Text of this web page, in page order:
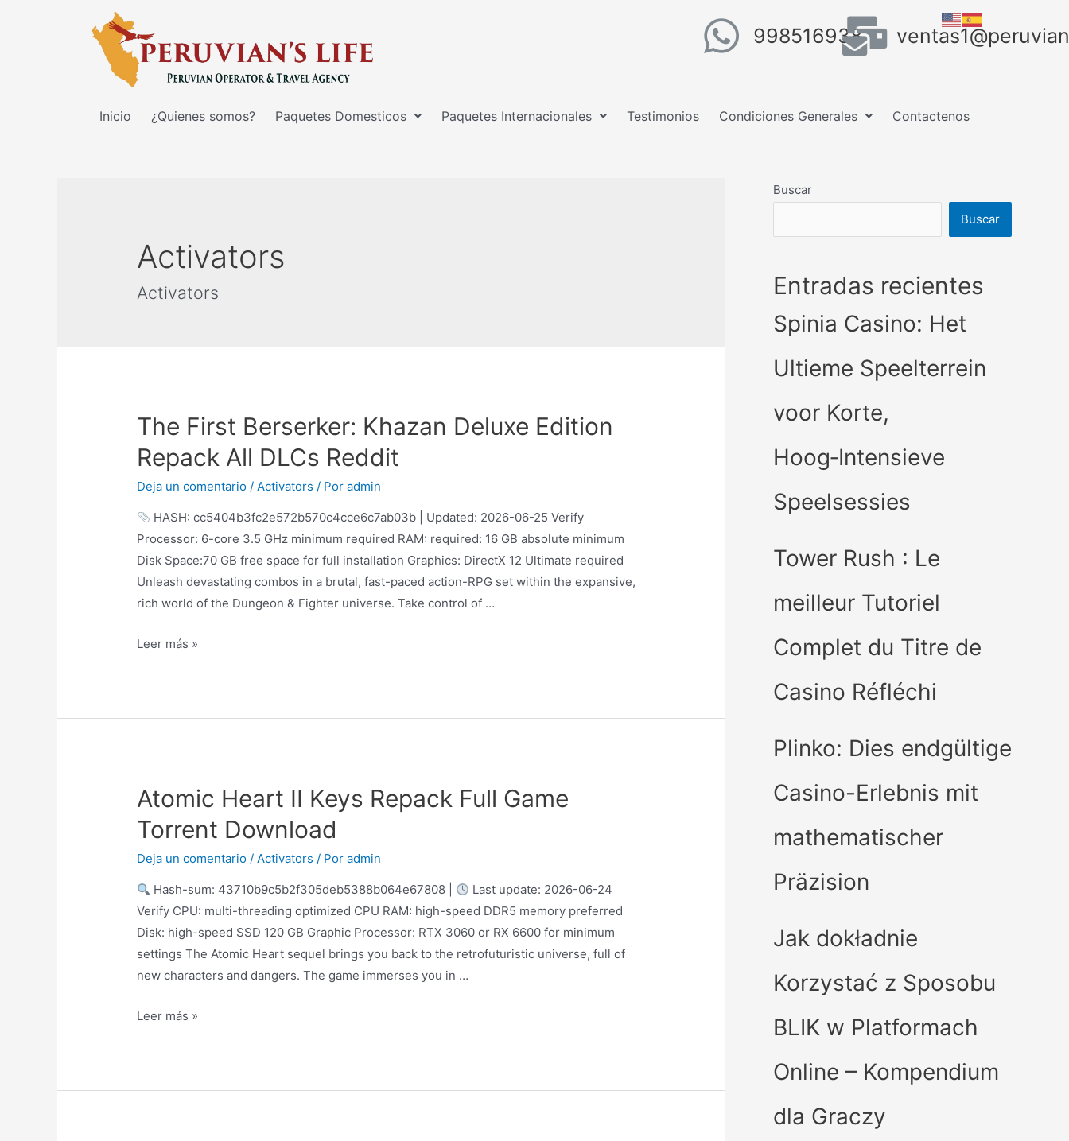
998516938
Inicio ¿Quienes somos? Paquetes Domesticos Paquetes Internacionales Testimonios Condiciones Generales Contactenos
Activators
Activators
The First Berserker: Khazan Deluxe Edition
Repack All DLCs Reddit
Deja un comentario /Activators / Poradmin
HASH: cc5404b3fc2e572b570c4cce6c7ab03b | Updated: 2026-06-25 Verify
Processor: 6-core 3.5 GHz minimum required RAM: required: 16 GB absolute minimum
Disk Space:70 GB free space for full installation Graphics: DirectX 12 Ultimate required
Unleash devastating combos in a brutal, fast-paced action-RPG set within the expansive,
rich world of the Dungeon & Fighter universe. Take control of …
Leer más »
Atomic Heart II Keys Repack Full Game
Torrent Download
Deja un comentario /Activators / Poradmin
Hash-sum: 43710b9c5b2f305deb5388b064e67808 |
Last update: 2026-06-24
Verify CPU: multi-threading optimized CPU RAM: high-speed DDR5 memory preferred
Disk: high-speed SSD 120 GB Graphic Processor: RTX 3060 or RX 6600 for minimum
settings The Atomic Heart sequel brings you back to the retrofuturistic universe, full of
new characters and dangers. The game immerses you in …
Leer más »
Buscar
Buscar
Entradas recientes
Spinia Casino: Het
Ultieme Speelterrein
voor Korte,
Hoog‑Intensieve
Speelsessies
Tower Rush : Le
meilleur Tutoriel
Complet du Titre de
Casino Réfléchi
Plinko: Dies endgültige
Casino-Erlebnis mit
mathematischer
Präzision
Jak dokładnie
Korzystać z Sposobu
BLIK w Platformach
Online – Kompendium
dla Graczy